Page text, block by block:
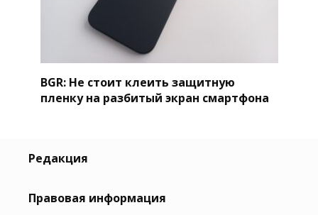
BGR: Не стоит клеить защитную
пленку на разбитый экран смартфона
Редакция
Правовая информация